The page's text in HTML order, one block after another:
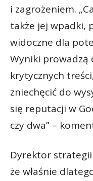
i zagrożeniem.
także jej wpadki,
widoczne dla
Wyniki prowadzą
krytycznych
zniechęcić do
się reputacji w
czy dwa” –
Dyrektor
że właśnie